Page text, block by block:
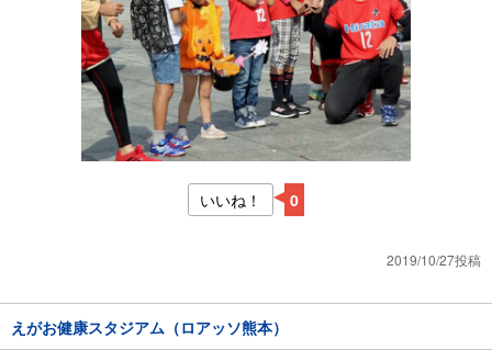
いいね！ 0
2019/10/27投稿
えがお健康スタジアム（ロアッソ熊本）